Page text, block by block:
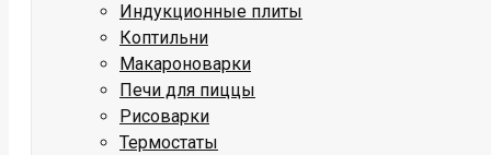
Индукционные плиты
Коптильни
Макароноварки
Печи для пиццы
Рисоварки
Термостаты